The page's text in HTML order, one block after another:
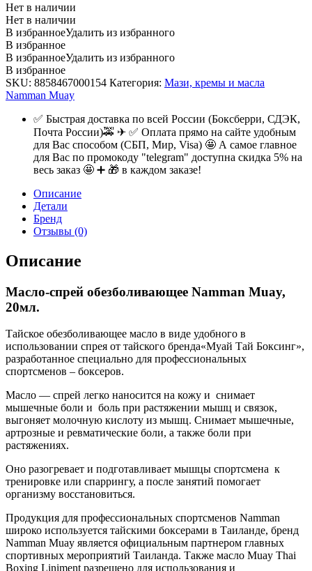
Нет в наличии
Нет в наличии
В избранноеУдалить из избранного
В избранное
В избранноеУдалить из избранного
В избранное
SKU: 8858467000154 Категория: Мази, кремы и масла
Namman Muay
✅ Быстрая доставка по всей России (Боксберри, СДЭК,
Почта России)🚕 ✈ ✅ Оплата прямо на сайте удобным
для Вас способом (СБП, Мир, Visa) 🤩 А самое главное
для Вас по промокоду "telegram" доступна скидка 5% на
весь заказ 🤩 ➕ 🎁 в каждом заказе!
Описание
Детали
Бренд
Отзывы (0)
Описание
Масло-спрей обезболивающее Namman Muay,
20мл.
Тайское обезболивающее масло в виде удобного в
использовании спрея от тайского бренда«Муай Тай Боксинг»,
разработанное специально для профессиональных
спортсменов – боксеров.
Масло — спрей легко наносится на кожу и снимает
мышечные боли и боль при растяжении мышц и связок,
выгоняет молочную кислоту из мышц. Снимает мышечные,
артрозные и ревматические боли, а также боли при
растяжениях.
Оно разогревает и подготавливает мышцы спортсмена к
тренировке или спаррингу, а после занятий помогает
организму восстановиться.
Продукция для профессиональных спортсменов Namman
широко используется тайскими боксерами в Таиланде, бренд
Namman Muay является официальным партнером главных
спортивных мероприятий Таиланда. Также масло Muay Thai
Boxing Liniment разрешено для использования и